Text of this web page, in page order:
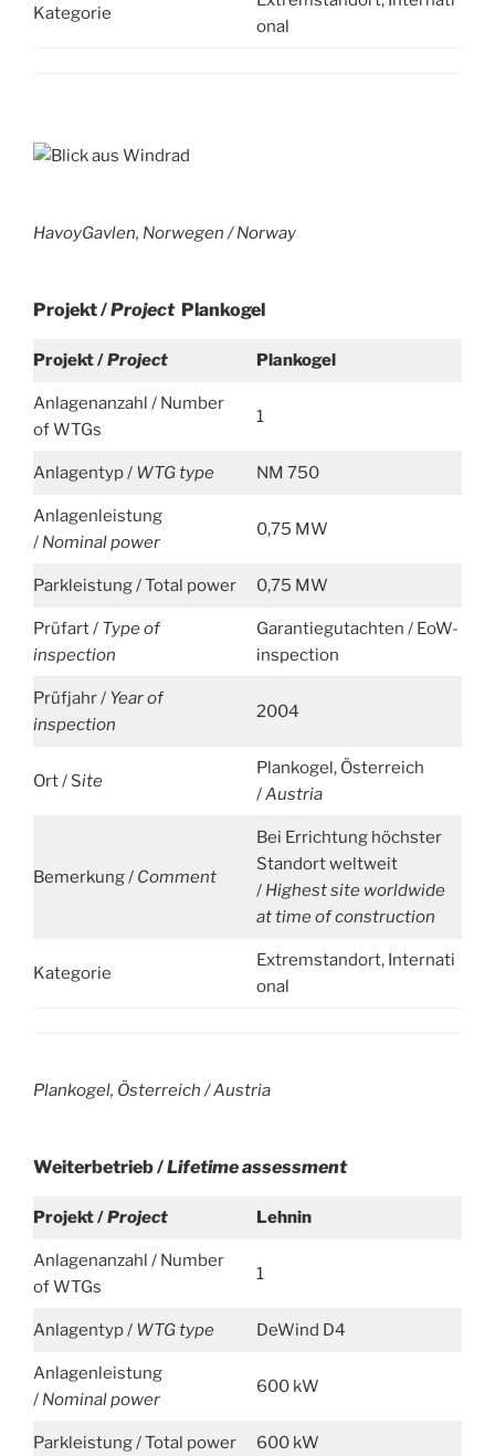
Kategorie
onal
HavoyGavlen, Norwegen /Norway
Projekt /ProjectPlankogel
Projekt /Project Plankogel
Anlagenanzahl / Number
of WTGs
1
Anlagentyp / WTG type NM 750
Anlagenleistung
/ Nominal power
0,75 MW
Parkleistung / Total power 0,75 MW
Prüfart / Type of
inspection
Garantiegutachten / EoW-
inspection
Prüfjahr / Year of
inspection
2004
Ort / Site
Plankogel, Österreich
/Austria
Bemerkung / Comment
Bei Errichtung höchster
Standort weltweit
/ Highest site worldwide
at time of construction
Kategorie
Extremstandort, Internati
onal
Plankogel, Österreich /Austria
Weiterbetrieb /Lifetime assessment
Projekt /Project Lehnin
Anlagenanzahl / Number
of WTGs
1
Anlagentyp / WTG type DeWind D4
Anlagenleistung
/ Nominal power
600 kW
Parkleistung / Total power 600 kW